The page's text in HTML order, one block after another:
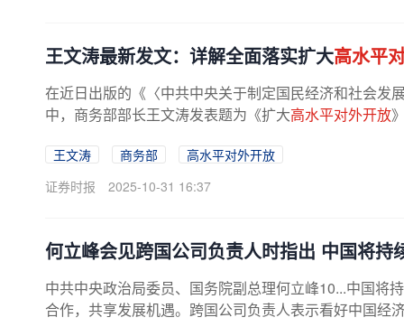
王文涛最新发文：详解全面落实扩大高水平
在近日出版的《〈中共中央关于制定国民经济和社会发
中，商务部部长王文涛发表题为《扩大高水平对外开放
王文涛 商务部
高水平对外开放
证券时报
2025-10-31 16:37
何立峰会见跨国公司负责人时指出 中国将持
中共中央政治局委员、国务院副总理何立峰10...中国将
合作，共享发展机遇。跨国公司负责人表示看好中国经